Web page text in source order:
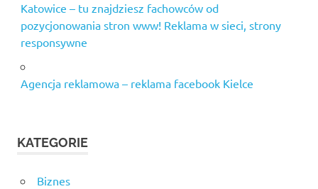
Katowice – tu znajdziesz fachowców od
pozycjonowania stron www! Reklama w sieci, strony
responsywne
Agencja reklamowa – reklama facebook Kielce
KATEGORIE
Biznes